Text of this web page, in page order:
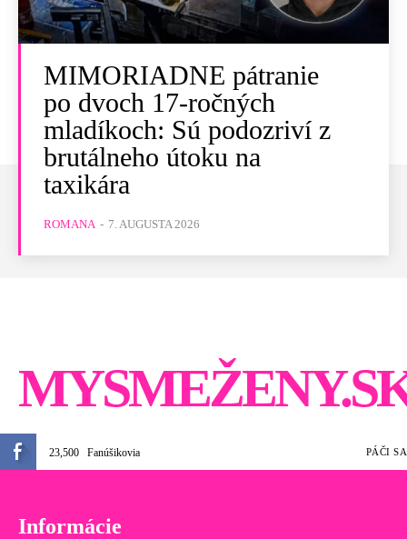
MIMORIADNE pátranie
po dvoch 17-ročných
mladíkoch: Sú podozriví z
brutálneho útoku na
taxikára
ROMANA - 7. AUGUSTA 2026
23,500 Fanúšikovia PÁČI SA
Informácie